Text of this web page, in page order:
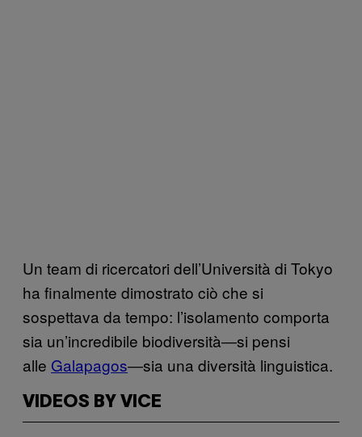
Un team di ricercatori dell’Università di Tokyo
ha finalmente dimostrato ciò che si
sospettava da tempo: l’isolamento comporta
sia un’incredibile biodiversità―si pensi
alle Galapagos―sia una diversità linguistica.
VIDEOS BY VICE